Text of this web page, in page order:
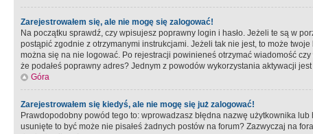
Zarejestrowałem się, ale nie mogę się zalogować!
Na początku sprawdź, czy wpisujesz poprawny login i hasło. Jeżeli te są w
postąpić zgodnie z otrzymanymi instrukcjami. Jeżeli tak nie jest, to może
można się na nie logować. Po rejestracji powinieneś otrzymać wiadomość
że podałeś poprawny adres? Jednym z powodów wykorzystania aktywacji jest
Góra
Zarejestrowałem się kiedyś, ale nie mogę się już zalogować!
Prawdopodobny powód tego to: wprowadzasz błędna nazwę użytkownika
usunięte to być może nie pisałeś żadnych postów na forum? Zazwyczaj na